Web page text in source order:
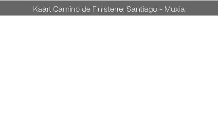
Kaart Camino de Finisterre: Santiago - Muxia